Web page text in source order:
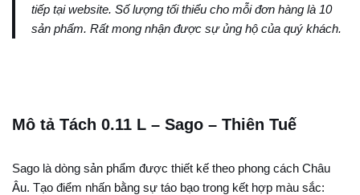
tiếp tại website. Số lượng tối thiểu cho mỗi đơn hàng là 10
sản phẩm. Rất mong nhận được sự ủng hộ của quý khách.
Mô tả Tách 0.11 L – Sago – Thiên Tuế
Sago là dòng sản phẩm được thiết kế theo phong cách Châu
Âu. Tạo điểm nhấn bằng sự táo bạo trong kết hợp màu sắc: